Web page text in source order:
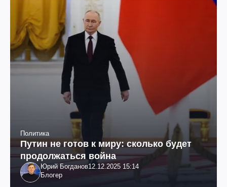
Политика
Путин не готов к миру: сколько будет
продолжаться война
Юрий Богданов12.12.2025 15:14
Блогер